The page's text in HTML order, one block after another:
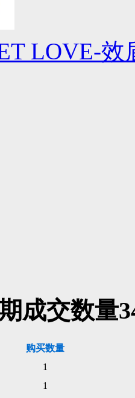
LOVE-
成交数量
购买数量
1
1